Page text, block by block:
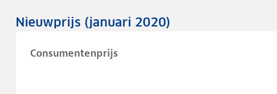
Nieuwprijs (januari 2020)
Consumentenprijs